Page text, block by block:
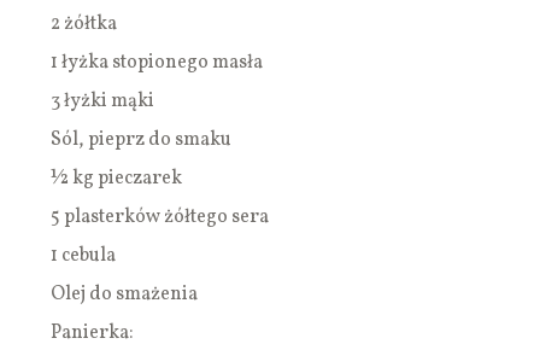
2 żółtka
1 łyżka stopionego masła
3 łyżki mąki
Sól, pieprz do smaku
½ kg pieczarek
5 plasterków żółtego sera
1 cebula
Olej do smażenia
Panierka: